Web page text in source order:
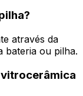
através da
bateria ou pilha.
vitrocerâmica